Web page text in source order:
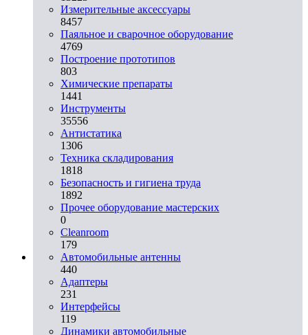
Измерительные аксессуары
8457
Паяльное и сварочное оборудование
4769
Построение прототипов
803
Химические препараты
1441
Инструменты
35556
Aнтистатика
1306
Техника складирования
1818
Безопасность и гигиена труда
1892
Прочее оборудование мастерских
0
Cleanroom
179
Автомобильные антенны
440
Адаптеры
231
Интерфейсы
119
Динамики автомобильные